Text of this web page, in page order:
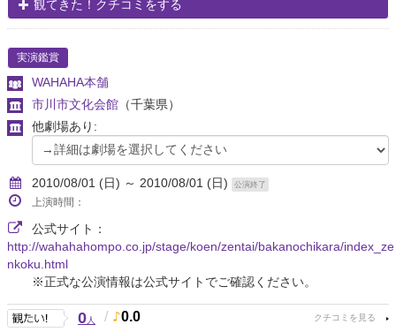
観てきた！クチコミをする
実演鑑賞
WAHAHA本舗
市川市文化会館 （千葉県）
他劇場あり:
2010/08/01 (日) ～ 2010/08/01 (日) 公演終了
上演時間：
公式サイト：
http://wahahahompo.co.jp/stage/koen/zentai/bakanochikara/index_ze
nkoku.html
※正式な公演情報は公式サイトでご確認ください。
0人 / 0.0